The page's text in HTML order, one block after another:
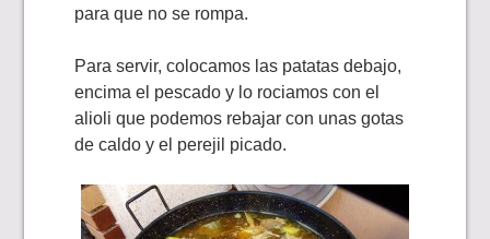
para que no se rompa.
Para servir, colocamos las patatas debajo,
encima el pescado y lo rociamos con el
alioli que podemos rebajar con unas gotas
de caldo y el perejil picado.